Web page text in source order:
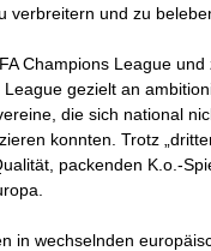
verbreitern und zu
Champions League
gezielt an
die sich national
konnten. Trotz
packenden K.o.-
in wechselnden